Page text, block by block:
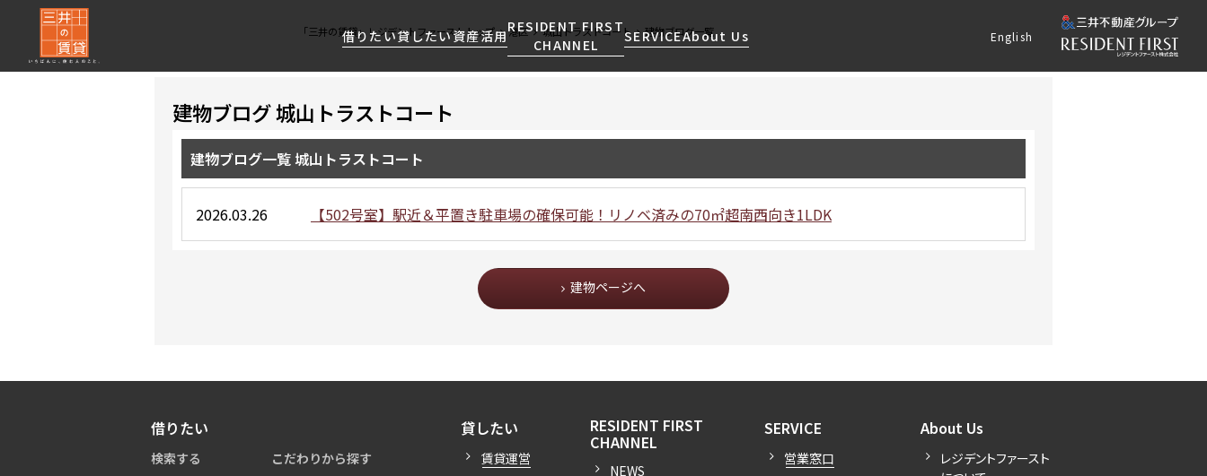
借りたい貸したい資産活用
RESIDENT FIRST
CHANNEL
SERVICEAbout Us
About Us
私たちレジデントファーストの思いや
ニュースリリース
お問い合わせ
借りたい
厳選した都心の上質な賃貸マンションを数多
検索する
地図から探す
キーワードから探す
新着募集情報
当社限定(港区・渋谷区)
当社限定(港区・渋谷区以外)
フリーレント
ペット可
貸したい
賃貸運営をお考えのオーナー様に
資産活用
分譲マンションのご購入、売却の
RESIDENT
FIRST CHANNEL
新しい住まいと暮らしの探しに関わる
RESIDENT FIRST
MEMBERS登録
SERVICE
レジデントファーストが提供する
MEMBERS登録
お部屋探しからご契約まで
【仲介会社様向け】当社仲介
English
「三井の賃貸」レジデントファーストトップ 港区 城山トラストコート 建物ブログ一覧
建物ブログ 城山トラストコート
建物ブログ一覧 城山トラストコート
2026.03.26 【502号室】駅近＆平置き駐車場の確保可能！リノベ済みの70㎡超南西向き1LDK
建物ページへ
借りたい
検索する
こだわりから探す
貸したい
賃貸運営
RESIDENT FIRST
CHANNEL
NEWS
SERVICE
営業窓口
About Us
レジデントファースト